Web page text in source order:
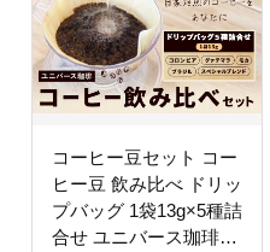
コーヒー豆セット コー
ヒー豆 飲み比べ ドリッ
プバッグ 1袋13g×5種詰
合せ ユニバース珈琲